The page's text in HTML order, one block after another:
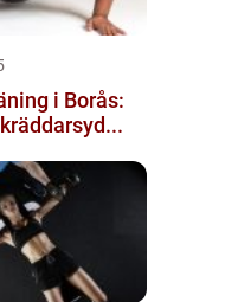
i Borås: